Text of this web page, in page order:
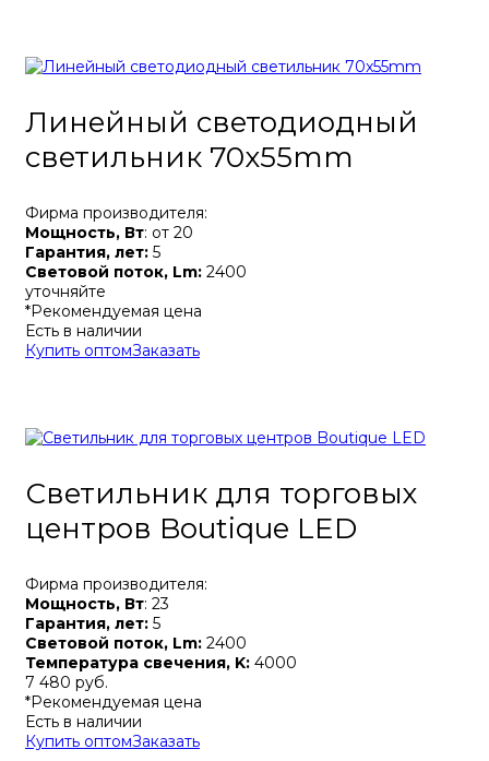
Линейный светодиодный
светильник 70x55mm
Фирма производителя:
Мощность, Вт: от 20
Гарантия, лет: 5
Световой поток, Lm: 2400
уточняйте
*Рекомендуемая цена
Есть в наличии
Купить оптомЗаказать
Светильник для торговых
центров Boutique LED
Фирма производителя:
Мощность, Вт: 23
Гарантия, лет: 5
Световой поток, Lm: 2400
Температура свечения, K: 4000
7 480 руб.
*Рекомендуемая цена
Есть в наличии
Купить оптомЗаказать